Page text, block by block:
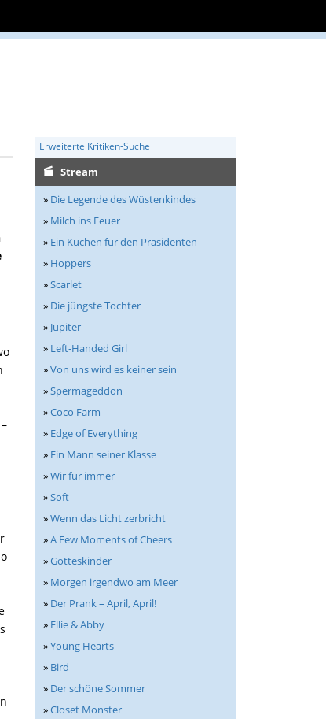
Erweiterte Kritiken-Suche
Stream
» Die Legende des Wüstenkindes
» Milch ins Feuer
» Ein Kuchen für den Präsidenten
» Hoppers
»Scarlet
» Die jüngste Tochter
» Jupiter
» Left-Handed Girl
»Von uns wird es keiner sein
»Spermageddon
»Coco Farm
» Edge of Everything
» Ein Mann seiner Klasse
»Wir für immer
»Soft
»Wenn das Licht zerbricht
»A Few Moments of Cheers
»Gotteskinder
» Morgen irgendwo am Meer
» Der Prank – April, April!
» Ellie & Abby
»Young Hearts
» Bird
» Der schöne Sommer
»Closet Monster